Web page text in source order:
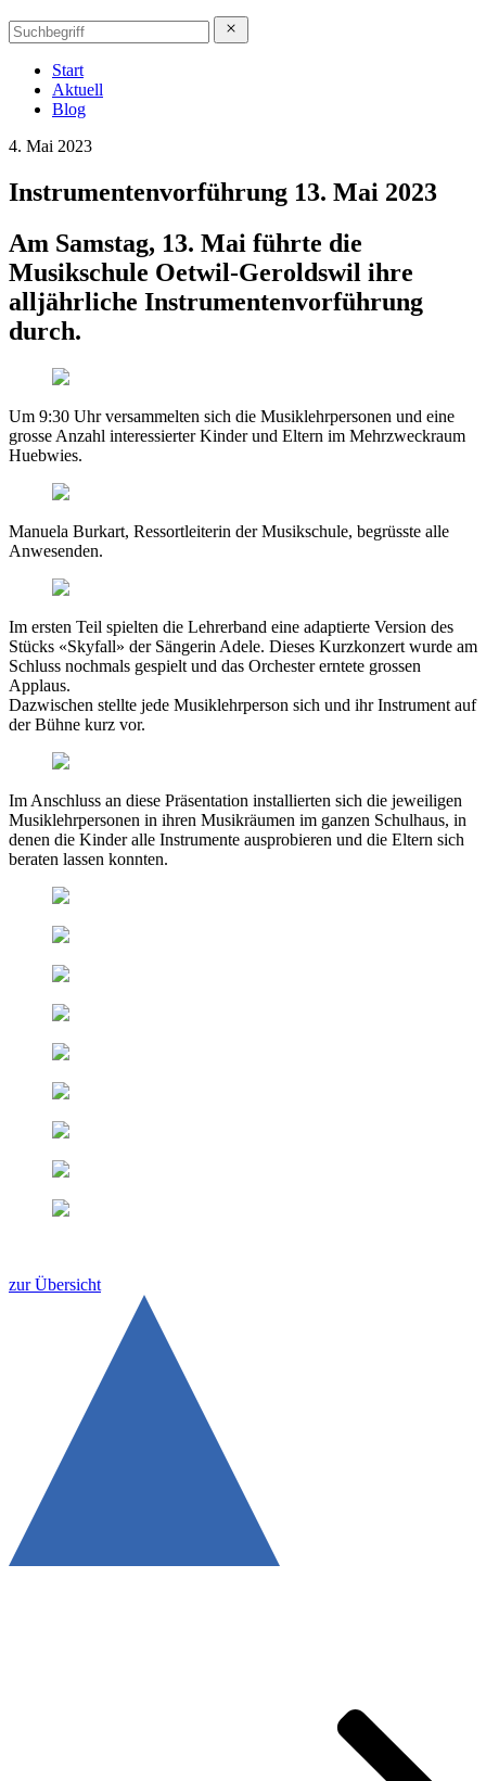
Start
Aktuell
Blog
4. Mai 2023
Instrumentenvorführung 13. Mai 2023
Am Samstag, 13. Mai führte die
Musikschule Oetwil-Geroldswil ihre
alljährliche Instrumentenvorführung
durch.
Um 9:30 Uhr versammelten sich die Musiklehrpersonen und eine
grosse Anzahl interessierter Kinder und Eltern im Mehrzweckraum
Huebwies.
Manuela Burkart, Ressortleiterin der Musikschule, begrüsste alle
Anwesenden.
Im ersten Teil spielten die Lehrerband eine adaptierte Version des
Stücks «Skyfall» der Sängerin Adele. Dieses Kurzkonzert wurde am
Schluss nochmals gespielt und das Orchester erntete grossen
Applaus.
Dazwischen stellte jede Musiklehrperson sich und ihr Instrument auf
der Bühne kurz vor.
Im Anschluss an diese Präsentation installierten sich die jeweiligen
Musiklehrpersonen in ihren Musikräumen im ganzen Schulhaus, in
denen die Kinder alle Instrumente ausprobieren und die Eltern sich
beraten lassen konnten.
zur Übersicht